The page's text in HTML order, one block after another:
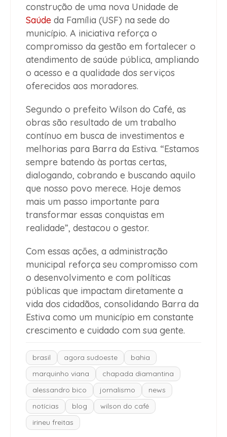
construção de uma nova Unidade de
Saúde da Família (USF) na sede do
município. A iniciativa reforça o
compromisso da gestão em fortalecer o
atendimento de saúde pública, ampliando
o acesso e a qualidade dos serviços
oferecidos aos moradores.
Segundo o prefeito Wilson do Café, as
obras são resultado de um trabalho
contínuo em busca de investimentos e
melhorias para Barra da Estiva. “Estamos
sempre batendo às portas certas,
dialogando, cobrando e buscando aquilo
que nosso povo merece. Hoje demos
mais um passo importante para
transformar essas conquistas em
realidade”, destacou o gestor.
Com essas ações, a administração
municipal reforça seu compromisso com
o desenvolvimento e com políticas
públicas que impactam diretamente a
vida dos cidadãos, consolidando Barra da
Estiva como um município em constante
crescimento e cuidado com sua gente.
brasil agora sudoeste
bahia
marquinho viana
chapada diamantina
alessandro bico
jornalismo
news
notícias
blog
wilson do café
irineu freitas